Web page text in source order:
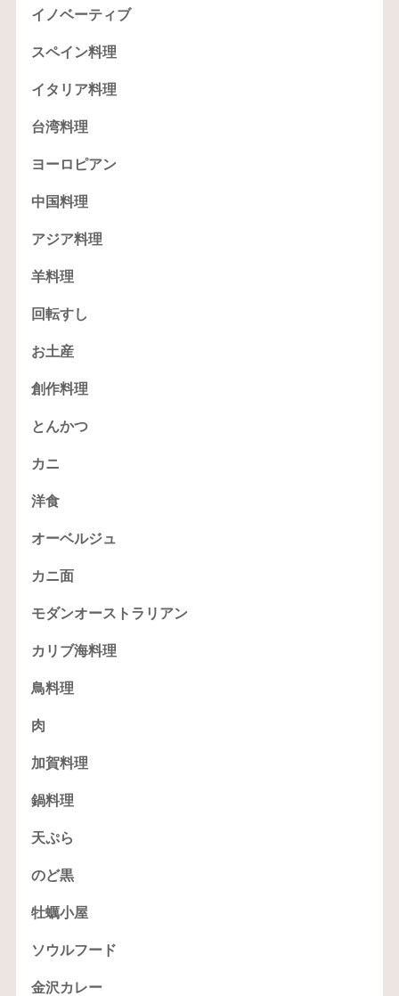
イノベーティブ
スペイン料理
イタリア料理
台湾料理
ヨーロピアン
中国料理
アジア料理
羊料理
回転すし
お土産
創作料理
とんかつ
カニ
洋食
オーベルジュ
カニ面
モダンオーストラリアン
カリブ海料理
鳥料理
肉
加賀料理
鍋料理
天ぷら
のど黒
牡蠣小屋
ソウルフード
金沢カレー